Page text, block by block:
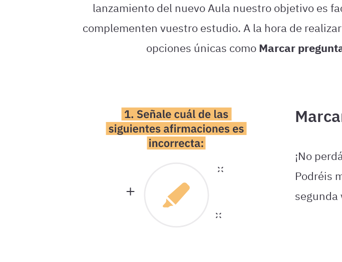
lanzamiento del nuevo Aula nuestro objetivo es
complementen vuestro estudio. A la hora de
opciones únicas como Marcar
¡No
Podréis
segunda